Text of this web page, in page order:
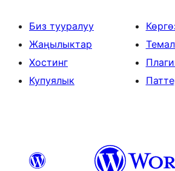
Биз тууралуу
Жаңылыктар
Хостинг
Купуялык